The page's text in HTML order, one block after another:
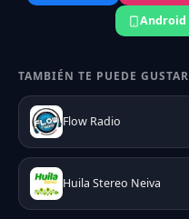
Android
TAMBIÉN TE PUEDE GUSTAR
Flow Radio
Huila Stereo Neiva